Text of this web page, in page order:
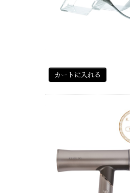
カートに入れる